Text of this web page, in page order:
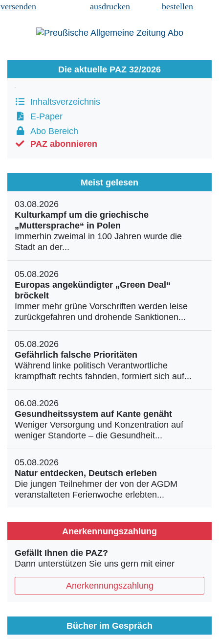
versenden
ausdrucken
bestellen
Die aktuelle PAZ 32/2026
Inhaltsverzeichnis
E-Paper
Abo Bereich
PAZ abonnieren
Meist gelesen
03.08.2026
Kulturkampf um die griechische
„Muttersprache“ in Polen
Immerhin zweimal in 100 Jahren wurde die
Stadt an der...
05.08.2026
Europas angekündigter „Green Deal“
bröckelt
Immer mehr grüne Vorschriften werden leise
zurückgefahren und drohende Sanktionen...
05.08.2026
Gefährlich falsche Prioritäten
Während linke politisch Verantwortliche
krampfhaft rechts fahnden, formiert sich auf...
06.08.2026
Gesundheitssystem auf Kante genäht
Weniger Versorgung und Konzentration auf
weniger Standorte – die Gesundheit...
05.08.2026
Natur entdecken, Deutsch erleben
Die jungen Teilnehmer der von der AGDM
veranstalteten Ferienwoche erlebten...
Anerkennungszahlung
Gefällt Ihnen die PAZ?
Dann unterstützen Sie uns gern mit einer
Anerkennungszahlung
Bücher im Gespräch